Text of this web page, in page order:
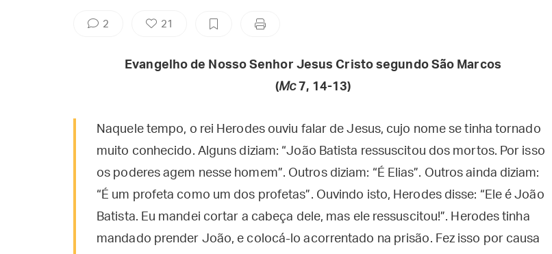
2 21
Evangelho de Nosso Senhor Jesus Cristo segundo São Marcos
(Mc7, 14-13)
Naquele tempo, o rei Herodes ouviu falar de Jesus, cujo nome se tinha tornado
muito conhecido. Alguns diziam: “João Batista ressuscitou dos mortos. Por isso
os poderes agem nesse homem”. Outros diziam: “É Elias”. Outros ainda diziam:
“É um profeta como um dos profetas”. Ouvindo isto, Herodes disse: “Ele é João
Batista. Eu mandei cortar a cabeça dele, mas ele ressuscitou!”. Herodes tinha
mandado prender João, e colocá-lo acorrentado na prisão. Fez isso por causa